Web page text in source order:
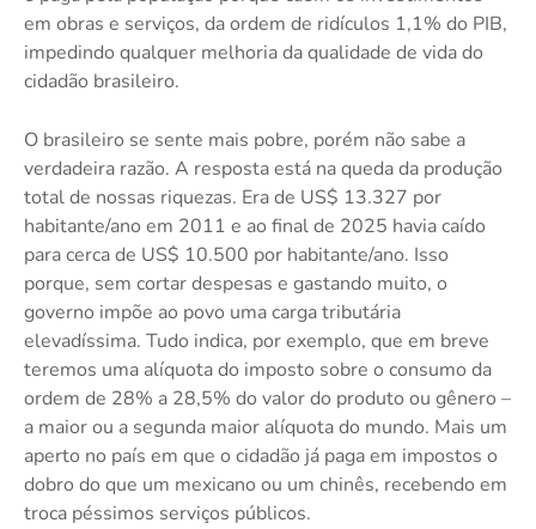
em obras e serviços, da ordem de ridículos 1,1% do PIB,
impedindo qualquer melhoria da qualidade de vida do
cidadão brasileiro.
O brasileiro se sente mais pobre, porém não sabe a
verdadeira razão. A resposta está na queda da produção
total de nossas riquezas. Era de US$ 13.327 por
habitante/ano em 2011 e ao final de 2025 havia caído
para cerca de US$ 10.500 por habitante/ano. Isso
porque, sem cortar despesas e gastando muito, o
governo impõe ao povo uma carga tributária
elevadíssima. Tudo indica, por exemplo, que em breve
teremos uma alíquota do imposto sobre o consumo da
ordem de 28% a 28,5% do valor do produto ou gênero –
a maior ou a segunda maior alíquota do mundo. Mais um
aperto no país em que o cidadão já paga em impostos o
dobro do que um mexicano ou um chinês, recebendo em
troca péssimos serviços públicos.